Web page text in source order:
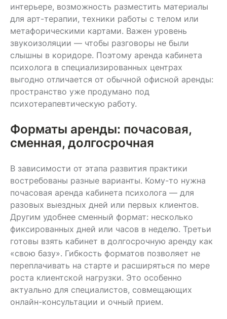
интерьере, возможность разместить материалы
для арт-терапии, техники работы с телом или
метафорическими картами. Важен уровень
звукоизоляции — чтобы разговоры не были
слышны в коридоре. Поэтому аренда кабинета
психолога в специализированных центрах
выгодно отличается от обычной офисной аренды:
пространство уже продумано под
психотерапевтическую работу.
Форматы аренды: почасовая,
сменная, долгосрочная
В зависимости от этапа развития практики
востребованы разные варианты. Кому-то нужна
почасовая аренда кабинета психолога — для
разовых выездных дней или первых клиентов.
Другим удобнее сменный формат: несколько
фиксированных дней или часов в неделю. Третьи
готовы взять кабинет в долгосрочную аренду как
«свою базу». Гибкость форматов позволяет не
переплачивать на старте и расширяться по мере
роста клиентской нагрузки. Это особенно
актуально для специалистов, совмещающих
онлайн-консультации и очный прием.